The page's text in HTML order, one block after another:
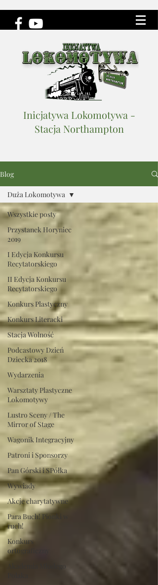
Inicjatywa Lokomotywa -
Stacja Northampton
Blog
Wszystkie posty
Przystanek Horyniec
2019
I Edycja Konkursu
Recytatorskiego
II Edycja Konkursu
Recytatorskiego
Konkurs Plastyczny
Konkurs Literacki
Stacja Wolność
Podcastowy Dzień
Dziecka 2018
Wydarzenia
Warsztaty Plastyczne
Lokomotywy
Lustro Sceny / The
Mirror of Stage
Wagonik Integracyjny
Patroni i Sponsorzy
Pan Górski i SPółka
Wywiady
Akcje charytatywne
Para Buch! Pionki w
ruch!
Konkurs
ortograficzny
Akademia Młodego
Duża Lokomotywa